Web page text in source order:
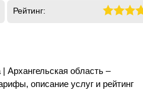
Рейтинг:
Архангельская область –
описание услуг и рейтинг